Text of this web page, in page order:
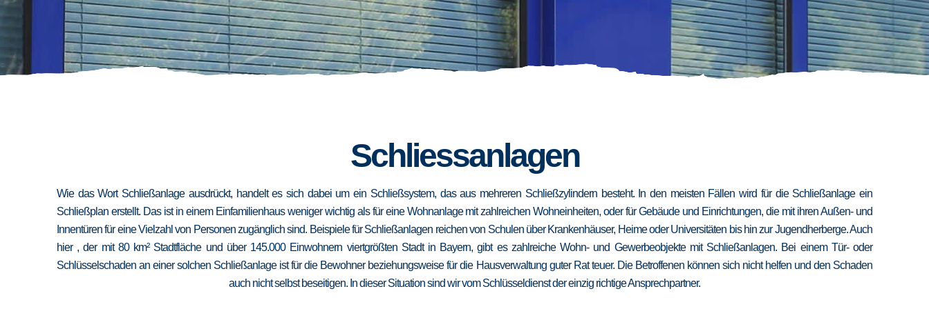
Schliessanlagen
Wie das Wort Schließanlage ausdrückt, handelt es sich dabei um ein Schließsystem, das aus mehreren Schließzylindern besteht. In den meisten Fällen wird für die Schließanlage ein
Schließplan erstellt. Das ist in einem Einfamilienhaus weniger wichtig als für eine Wohnanlage mit zahlreichen Wohneinheiten, oder für Gebäude und Einrichtungen, die mit ihren Außen- und
Innentüren für eine Vielzahl von Personen zugänglich sind. Beispiele für Schließanlagen reichen von Schulen über Krankenhäuser, Heime oder Universitäten bis hin zur Jugendherberge. Auch
hier , der mit 80 km² Stadtfläche und über 145.000 Einwohnern viertgrößten Stadt in Bayern, gibt es zahlreiche Wohn- und Gewerbeobjekte mit Schließanlagen. Bei einem Tür- oder
Schlüsselschaden an einer solchen Schließanlage ist für die Bewohner beziehungsweise für die Hausverwaltung guter Rat teuer. Die Betroffenen können sich nicht helfen und den Schaden
auch nicht selbst beseitigen. In dieser Situation sind wir vom Schlüsseldienst der einzig richtige Ansprechpartner.